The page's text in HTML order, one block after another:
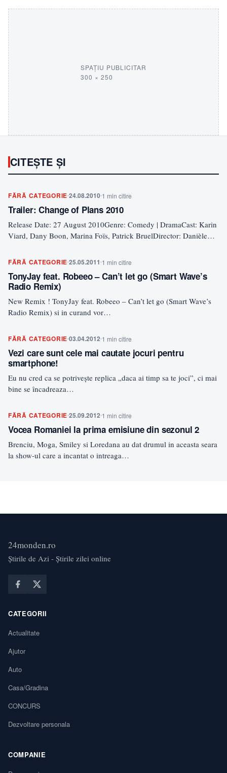
SPAȚIU PUBLICITAR
300 × 250
CITEȘTE ȘI
FĂRĂ CATEGORIE24.08.2010 1 min citire
Trailer: Change of Plans 2010
Release Date: 27 August 2010Genre: Comedy | DramaCast: Karin
Viard, Dany Boon, Marina Foïs, Patrick BruelDirector: Danièle
FĂRĂ CATEGORIE25.05.2011 1 min citire
TonyJay feat. Robeeo – Can’t let go (Smart Wave’s
Radio Remix)
New Remix ! TonyJay feat. Robeeo – Can’t let go (Smart Wave’s
Radio Remix) si in curand vor…
FĂRĂ CATEGORIE03.04.2012 1 min citire
Vezi care sunt cele mai cautate jocuri pentru
smartphone!
Eu nu cred ca se potriveşte replica „daca ai timp sa te joci”, ci mai
bine se încadreaza…
FĂRĂ CATEGORIE25.09.2012 1 min citire
Vocea Romaniei la prima emisiune din sezonul 2
Brenciu, Moga, Smiley si Loredana au dat drumul in aceasta seara
la show-ul care a incantat o intreaga…
24monden.ro
Știrile de Azi - Știrile zilei online
CATEGORII
Actualitate
Ajutor
Auto
Casa/Gradina
CONCURS
Dezvoltare personala
COMPANIE